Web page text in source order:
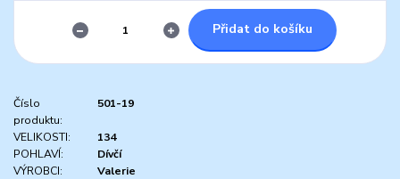
Přidat do košíku
Číslo
produktu:
501-19
VELIKOSTI:
134
POHLAVÍ:
Dívčí
VÝROBCI:
Valerie